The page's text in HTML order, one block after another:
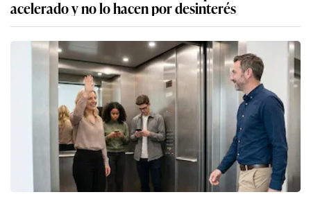
acelerado y no lo hacen por desinterés